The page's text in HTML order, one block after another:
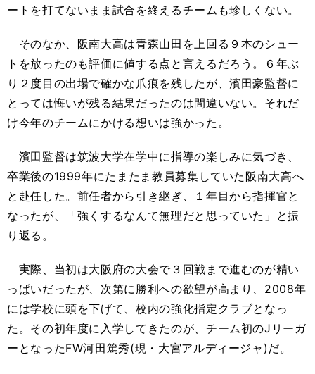
ートを打てないまま試合を終えるチームも珍しくない。
そのなか、阪南大高は青森山田を上回る９本のシュー
トを放ったのも評価に値する点と言えるだろう。６年ぶ
り２度目の出場で確かな爪痕を残したが、濱田豪監督に
とっては悔いが残る結果だったのは間違いない。それだ
け今年のチームにかける想いは強かった。
濱田監督は筑波大学在学中に指導の楽しみに気づき、
卒業後の1999年にたまたま教員募集していた阪南大高へ
と赴任した。前任者から引き継ぎ、１年目から指揮官と
なったが、「強くするなんて無理だと思っていた」と振
り返る。
実際、当初は大阪府の大会で３回戦まで進むのが精い
っぱいだったが、次第に勝利への欲望が高まり、2008年
には学校に頭を下げて、校内の強化指定クラブとなっ
た。その初年度に入学してきたのが、チーム初のJリーガ
ーとなったFW河田篤秀(現・大宮アルディージャ)だ。